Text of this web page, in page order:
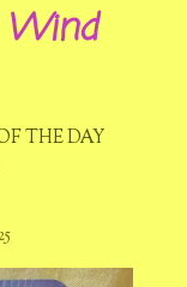
Wind
THE DAY